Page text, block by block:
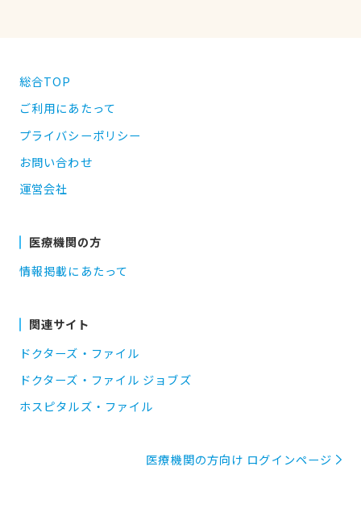
総合TOP
ご利用にあたって
プライバシーポリシー
お問い合わせ
運営会社
医療機関の方
情報掲載にあたって
関連サイト
ドクターズ・ファイル
ドクターズ・ファイル ジョブズ
ホスピタルズ・ファイル
医療機関の方向け ログインページ